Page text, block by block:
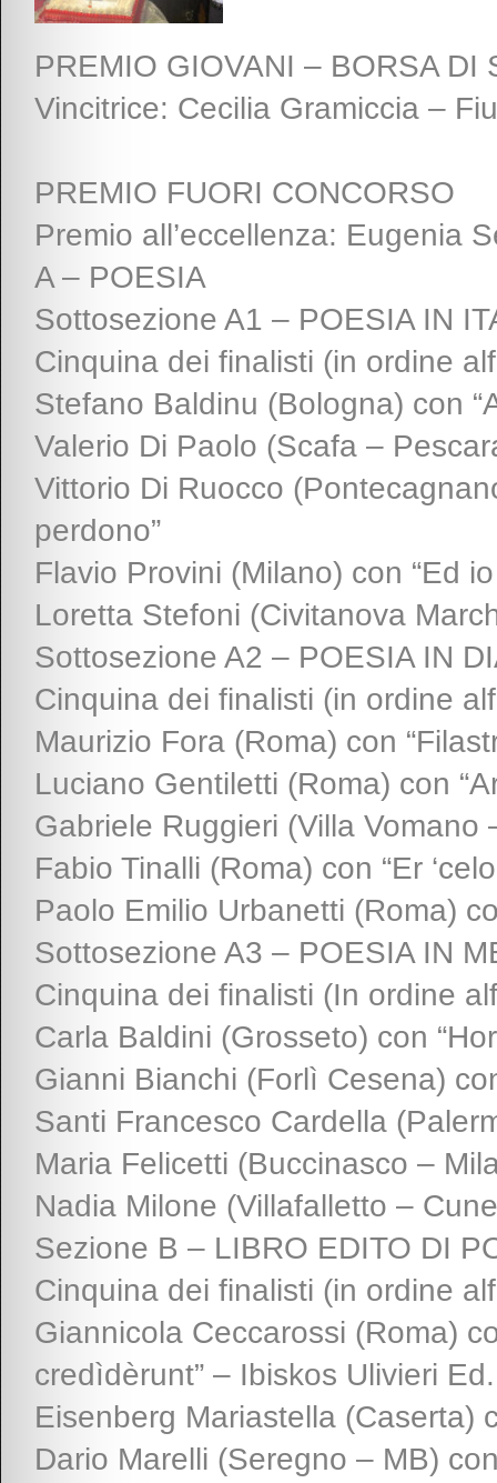
PREMIO GIOVANI – BORSA DI
Vincitrice: Cecilia Gramiccia –
PREMIO FUORI CONCORSO
Premio all’eccellenza: Eugenia
A – POESIA
Sottosezione A1 – POESIA IN
Cinquina dei finalisti (in ordine
Stefano Baldinu (Bologna) con
Valerio Di Paolo (Scafa –
Vittorio Di Ruocco
perdono”
Flavio Provini (Milano) con “Ed
Loretta Stefoni (Civitanova
Sottosezione A2 – POESIA IN
Cinquina dei finalisti (in ordine
Maurizio Fora (Roma) con
Luciano Gentiletti (Roma) con
Gabriele Ruggieri (Villa Vomano
Fabio Tinalli (Roma) con “Er
Paolo Emilio Urbanetti (Roma)
Sottosezione A3 – POESIA IN
Cinquina dei finalisti (In ordine
Carla Baldini (Grosseto) con
Gianni Bianchi (Forlì Cesena)
Santi Francesco Cardella
Maria Felicetti (Buccinasco –
Nadia Milone (Villafalletto –
Sezione B – LIBRO EDITO DI
Cinquina dei finalisti (in ordine
Giannicola Ceccarossi (Roma)
credìdèrunt” – Ibiskos Ulivieri Ed.
Eisenberg Mariastella (Caserta)
Dario Marelli (Seregno – MB)